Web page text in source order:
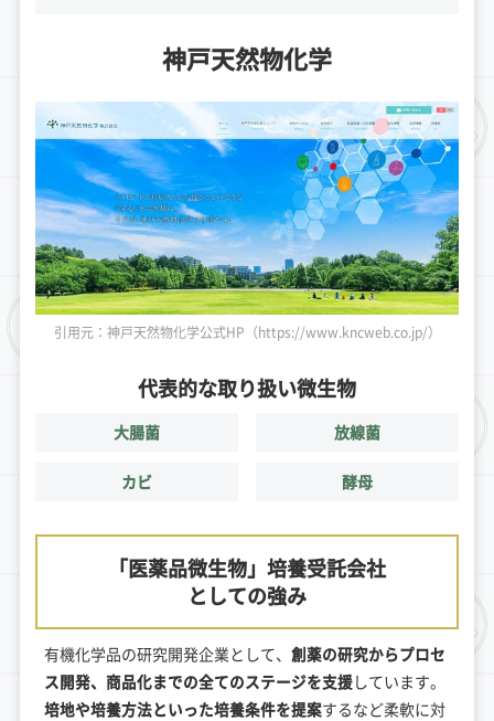
神戸天然物化学
引用元：神戸天然物化学公式HP（https://www.kncweb.co.jp/）
代表的な取り扱い微生物
大腸菌 放線菌
カビ 酵母
「医薬品微生物」培養受託会社
としての強み
有機化学品の研究開発企業として、 創薬の研究からプロセ
ス開発、商品化までの全てのステージを支援しています。
培地や培養方法といった培養条件を提案するなど柔軟に対